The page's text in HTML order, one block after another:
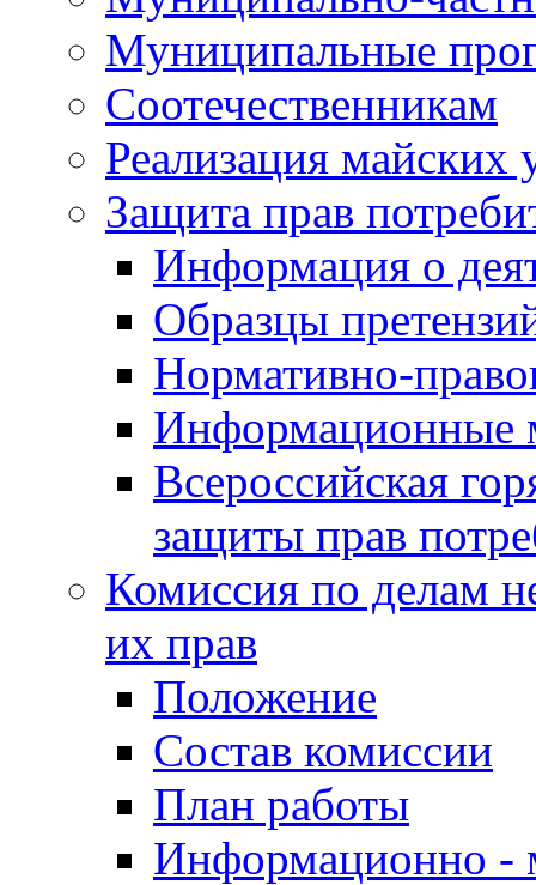
Муниципальные
Соотечественникам
Реализация майских
Защита прав
Информация о
Образцы
Нормативно-
Информационные
Всероссийская
защиты прав
Комиссия по делам
их прав
Положение
Состав комиссии
План работы
Информационно -